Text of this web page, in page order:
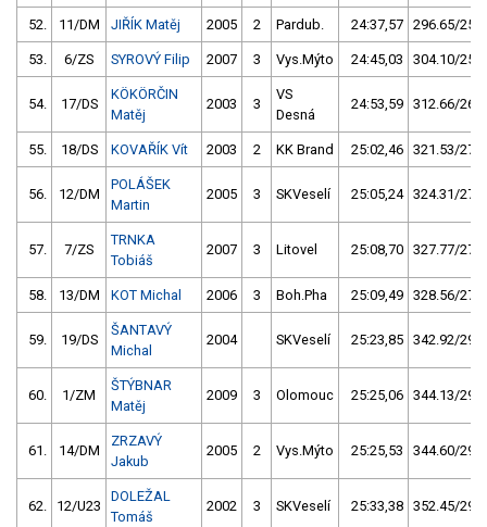
52. 11/DM JIŘÍK Matěj 2005 2 Pardub. 24:37,57 296.65/25,1
53. 6/ZS SYROVÝ Filip 2007 3 Vys.Mýto 24:45,03 304.10/25,8
54. 17/DS
KÖKÖRČIN
Matěj
2003 3
VS
Desná
24:53,59 312.66/26,5
55. 18/DS KOVAŘÍK Vít 2003 2 KK Brand 25:02,46 321.53/27,2
56. 12/DM
POLÁŠEK
Martin
2005 3 SKVeselí 25:05,24 324.31/27,5
57. 7/ZS
TRNKA
Tobiáš
2007 3 Litovel 25:08,70 327.77/27,8
58. 13/DM KOT Michal 2006 3 Boh.Pha 25:09,49 328.56/27,8
59. 19/DS
ŠANTAVÝ
Michal
2004 SKVeselí 25:23,85 342.92/29,0
60. 1/ZM
ŠTÝBNAR
Matěj
2009 3 Olomouc 25:25,06 344.13/29,1
61. 14/DM
ZRZAVÝ
Jakub
2005 2 Vys.Mýto 25:25,53 344.60/29,2
62. 12/U23
DOLEŽAL
Tomáš
2002 3 SKVeselí 25:33,38 352.45/29,8